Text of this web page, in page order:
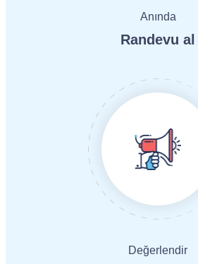
Anında
Randevu al
Değerlendir